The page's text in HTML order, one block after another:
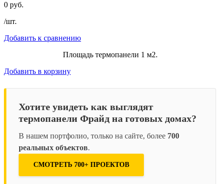
0 руб.
/шт.
Добавить к сравнению
Площадь термопанели 1 м2.
Добавить в корзину
Хотите увидеть как выглядят
термопанели Фрайд на готовых домах?
В нашем портфолио, только на сайте, более 700
реальных объектов.
СМОТРЕТЬ 700+ ПРОЕКТОВ